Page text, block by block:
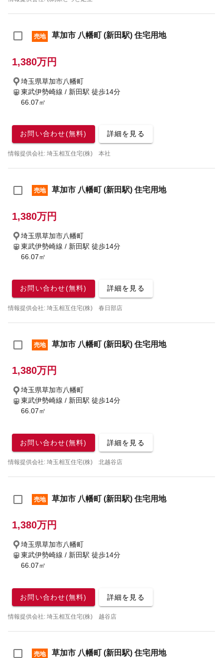
売地 草加市 八幡町 (新田駅) 住宅用地
1,380万円
埼玉県草加市八幡町
東武伊勢崎線 / 新田駅 徒歩14分
66.07㎡
お問い合わせ(無料) 詳細を見る
情報提供会社: 埼玉相互住宅(株) 本社
売地 草加市 八幡町 (新田駅) 住宅用地
1,380万円
埼玉県草加市八幡町
東武伊勢崎線 / 新田駅 徒歩14分
66.07㎡
お問い合わせ(無料) 詳細を見る
情報提供会社: 埼玉相互住宅(株) 春日部店
売地 草加市 八幡町 (新田駅) 住宅用地
1,380万円
埼玉県草加市八幡町
東武伊勢崎線 / 新田駅 徒歩14分
66.07㎡
お問い合わせ(無料) 詳細を見る
情報提供会社: 埼玉相互住宅(株) 北越谷店
売地 草加市 八幡町 (新田駅) 住宅用地
1,380万円
埼玉県草加市八幡町
東武伊勢崎線 / 新田駅 徒歩14分
66.07㎡
お問い合わせ(無料) 詳細を見る
情報提供会社: 埼玉相互住宅(株) 越谷店
売地 草加市 八幡町 (新田駅) 住宅用地